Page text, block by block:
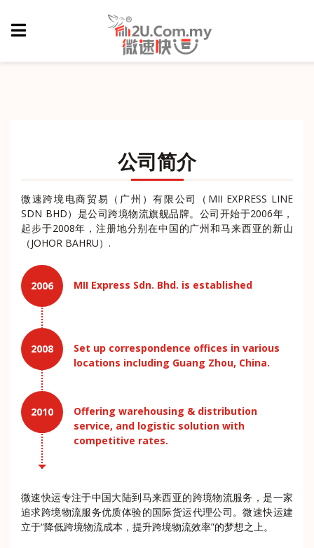
公司简介
微速跨境电商贸易（广州）有限公司（MII EXPRESS LINE
SDN BHD）是公司跨境物流旗舰品牌。公司开始于2006年，
起步于2008年，注册地分别在中国的广州和马来西亚的新山
（JOHOR BAHRU）.
2006 MII Express Sdn. Bhd. is established
2008
Set up correspondence offices in various
locations including Guang Zhou, China.
2010
Offering warehousing & distribution
service, and logistic solution with
competitive rates.
微速快运专注于中国大陆到马来西亚的跨境物流服务，是一家
追求跨境物流服务优质体验的国际货运代理公司。微速快运建
立于“降低跨境物流成本，提升跨境物流效率”的梦想之上。